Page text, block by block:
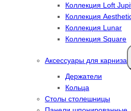
Коллекция Loft
Коллекция
Коллекция Lunar
Коллекция Square
Аксессуары для карниза
Держатели
Кольца
Столы столешницы